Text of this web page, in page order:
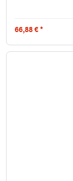
66,88€ *